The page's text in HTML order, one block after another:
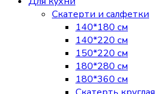
Скатерти и салфетки
140*180 см
140*220 см
150*220 см
180*280 см
180*360 см